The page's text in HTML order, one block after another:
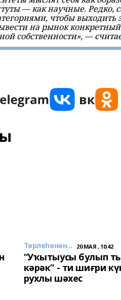
— как научные. Редко,
чтобы выходить
на рынок
собственности», —
Төрлөһөнән... 20 МАЯ , 10:42
“Уҡытыусы булып
кәрәк” - ти шиғри
рухлы шәхес